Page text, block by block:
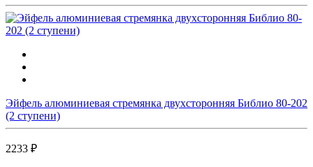
Эйфель алюминиевая стремянка двухсторонняя Библио 80-202
(2 ступени)
2233 ₽